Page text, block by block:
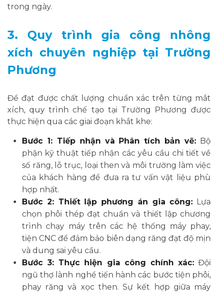
trong ngày.
3. Quy trình gia công nhông
xích chuyên nghiệp tại Trường
Phương
Để đạt được chất lượng chuẩn xác trên từng mắt
xích, quy trình chế tạo tại Trường Phương được
thực hiện qua các giai đoạn khắt khe:
Bước 1: Tiếp nhận và Phân tích bản vẽ: Bộ
phận kỹ thuật tiếp nhận các yêu cầu chi tiết về
số răng, lỗ trục, loại then và môi trường làm việc
của khách hàng để đưa ra tư vấn vật liệu phù
hợp nhất.
Bước 2: Thiết lập phương án gia công: Lựa
chọn phôi thép đạt chuẩn và thiết lập chương
trình chạy máy trên các hệ thống máy phay,
tiện CNC để đảm bảo biên dạng răng đạt độ mịn
và dung sai yêu cầu.
Bước 3: Thực hiện gia công chính xác:Đội
ngũ thợ lành nghề tiến hành các bước tiện phôi,
phay răng và xọc then. Sự kết hợp giữa máy